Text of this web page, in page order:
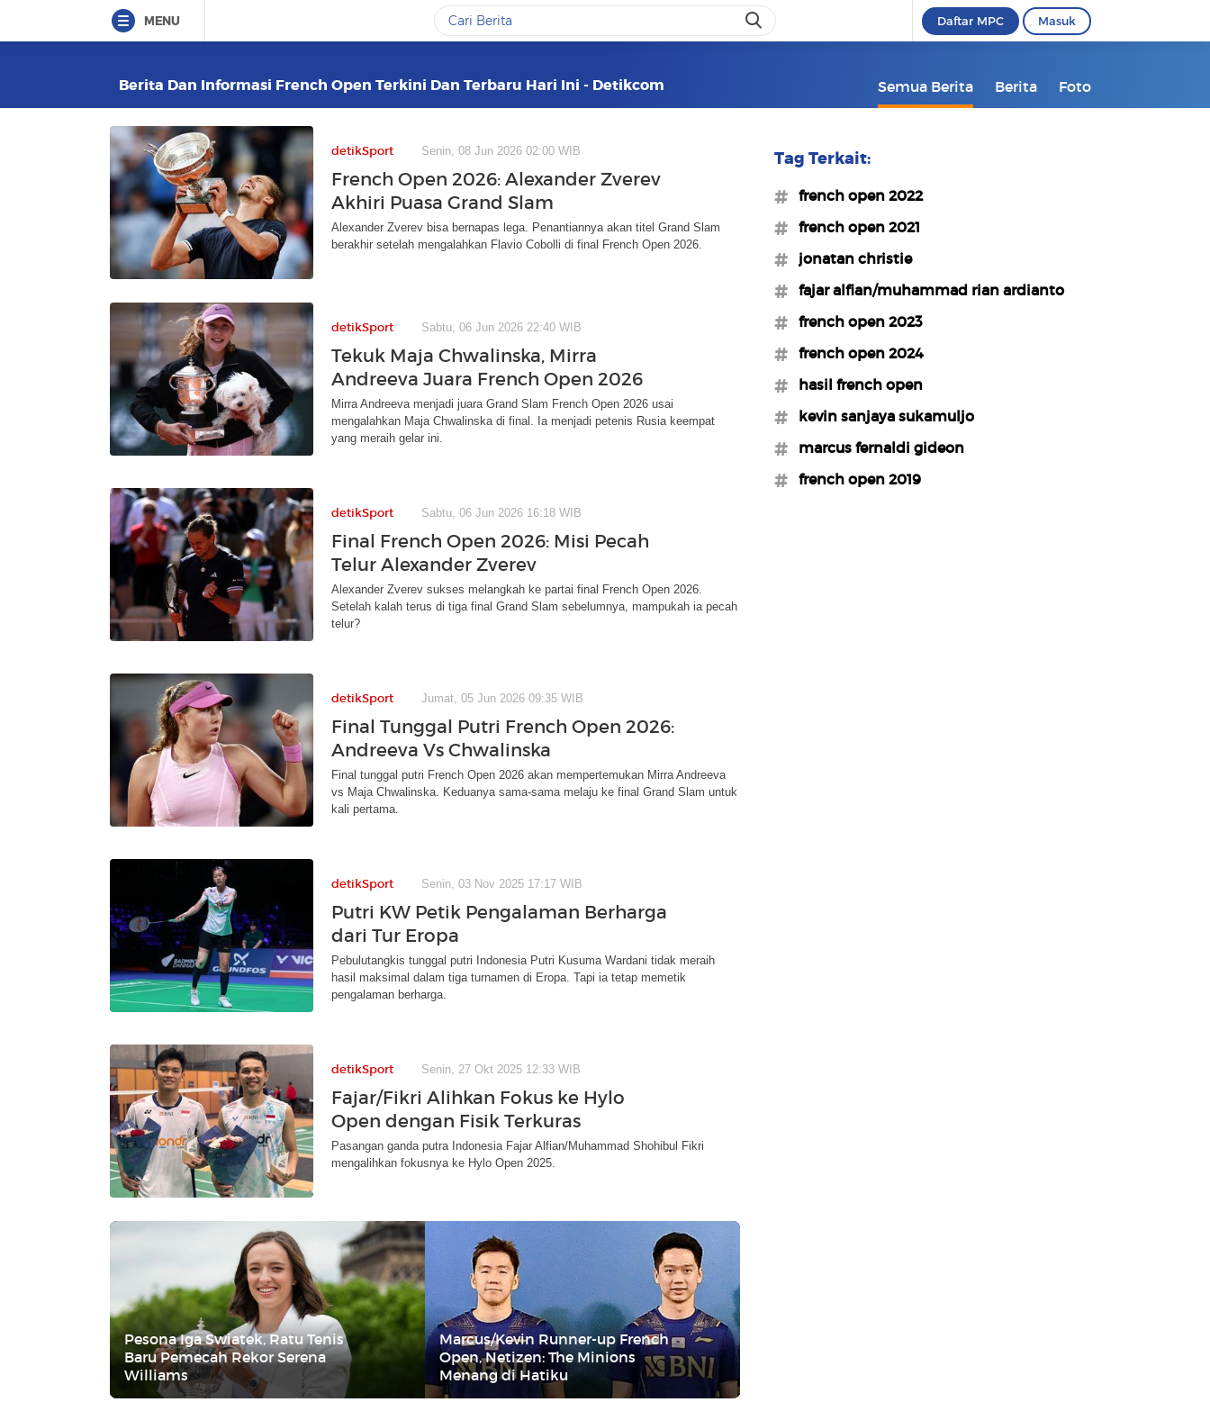
MENU Daftar MPC Masuk
Berita Dan Informasi French Open Terkini Dan Terbaru Hari Ini - Detikcom Semua Berita Berita Foto
detikSport Senin, 08 Jun 2026 02:00 WIB
French Open 2026: Alexander Zverev
Akhiri Puasa Grand Slam
Alexander Zverev bisa bernapas lega. Penantiannya akan titel Grand Slam
berakhir setelah mengalahkan Flavio Cobolli di final French Open 2026.
detikSport Sabtu, 06 Jun 2026 22:40 WIB
Tekuk Maja Chwalinska, Mirra
Andreeva Juara French Open 2026
Mirra Andreeva menjadi juara Grand Slam French Open 2026 usai
mengalahkan Maja Chwalinska di final. Ia menjadi petenis Rusia keempat
yang meraih gelar ini.
detikSport Sabtu, 06 Jun 2026 16:18 WIB
Final French Open 2026: Misi Pecah
Telur Alexander Zverev
Alexander Zverev sukses melangkah ke partai final French Open 2026.
Setelah kalah terus di tiga final Grand Slam sebelumnya, mampukah ia pecah
telur?
detikSport Jumat, 05 Jun 2026 09:35 WIB
Final Tunggal Putri French Open 2026:
Andreeva Vs Chwalinska
Final tunggal putri French Open 2026 akan mempertemukan Mirra Andreeva
vs Maja Chwalinska. Keduanya sama-sama melaju ke final Grand Slam untuk
kali pertama.
detikSport Senin, 03 Nov 2025 17:17 WIB
Putri KW Petik Pengalaman Berharga
dari Tur Eropa
Pebulutangkis tunggal putri Indonesia Putri Kusuma Wardani tidak meraih
hasil maksimal dalam tiga turnamen di Eropa. Tapi ia tetap memetik
pengalaman berharga.
detikSport Senin, 27 Okt 2025 12:33 WIB
Fajar/Fikri Alihkan Fokus ke Hylo
Open dengan Fisik Terkuras
Pasangan ganda putra Indonesia Fajar Alfian/Muhammad Shohibul Fikri
mengalihkan fokusnya ke Hylo Open 2025.
Pesona Iga Swiatek, Ratu Tenis
Baru Pemecah Rekor Serena
Williams
Marcus/Kevin Runner-up French
Open, Netizen: The Minions
Menang di Hatiku
Tag Terkait:
#french open 2022
#french open 2021
#jonatan christie
#fajar alfian/muhammad rian ardianto
#french open 2023
#french open 2024
#hasil french open
#kevin sanjaya sukamuljo
#marcus fernaldi gideon
#french open 2019